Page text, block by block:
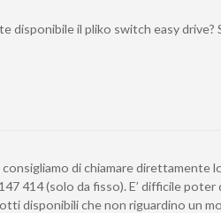
disponibile il pliko switch easy drive?
di chiamare direttamente
414 (solo da fisso). E’ difficile poter
disponibili che non riguardino un